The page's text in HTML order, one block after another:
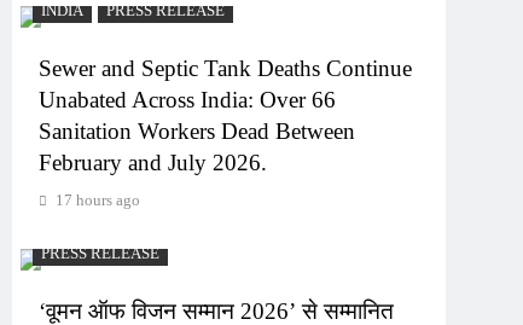
INDIA PRESS RELEASE
Sewer and Septic Tank Deaths Continue
Unabated Across India: Over 66
Sanitation Workers Dead Between
February and July 2026.
17 hours ago
PRESS RELEASE
‘वूमन ऑफ विजन सम्मान 2026’ से सम्मानित